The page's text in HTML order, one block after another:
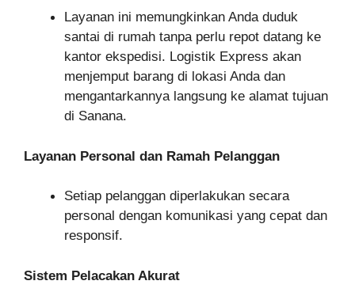
Layanan ini memungkinkan Anda duduk
santai di rumah tanpa perlu repot datang ke
kantor ekspedisi. Logistik Express akan
menjemput barang di lokasi Anda dan
mengantarkannya langsung ke alamat tujuan
di Sanana.
Layanan Personal dan Ramah Pelanggan
Setiap pelanggan diperlakukan secara
personal dengan komunikasi yang cepat dan
responsif.
Sistem Pelacakan Akurat